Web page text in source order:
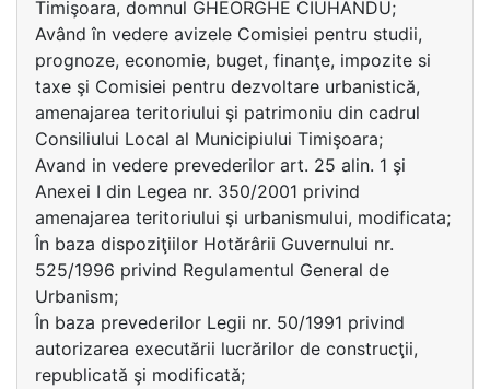
Timişoara, domnul GHEORGHE CIUHANDU;
Având în vedere avizele Comisiei pentru studii,
prognoze, economie, buget, finanţe, impozite si
taxe şi Comisiei pentru dezvoltare urbanistică,
amenajarea teritoriului şi patrimoniu din cadrul
Consiliului Local al Municipiului Timişoara;
Avand in vedere prevederilor art. 25 alin. 1 şi
Anexei I din Legea nr. 350/2001 privind
amenajarea teritoriului şi urbanismului, modificata;
În baza dispoziţiilor Hotărârii Guvernului nr.
525/1996 privind Regulamentul General de
Urbanism;
În baza prevederilor Legii nr. 50/1991 privind
autorizarea executării lucrărilor de construcţii,
republicată şi modificată;